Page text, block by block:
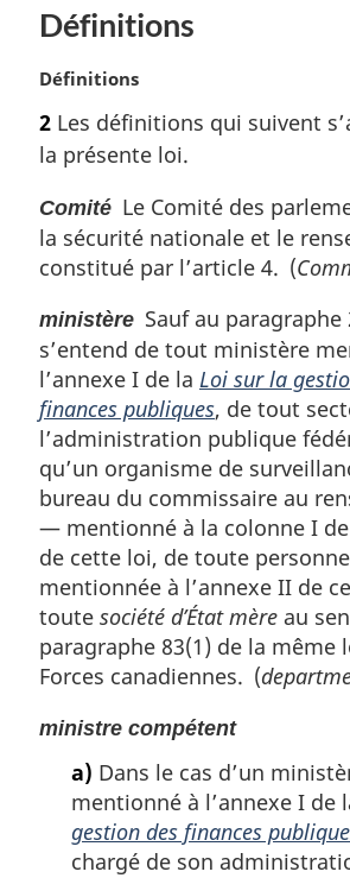
r
i
a
:
Définitions
N
t
e
a
r
g
n
a
l
e
:
Définitions
2 Les définitions qui suivent
la présente loi.
Comité Le Comité des
la sécurité nationale et le
constitué par l’article 4. (
ministère Sauf au paragraphe
s’entend de tout ministère
l’annexe I de la Loi sur la
finances publiques, de tout
l’administration publique
qu’un organisme de
bureau du commissaire au
— mentionné à la colonne I de
de cette loi, de toute
mentionnée à l’annexe II de
toute société d’État mère au
paragraphe 83(1) de la même
Forces canadiennes. (
ministre compétent
a) Dans le cas d’un
mentionné à l’annexe I de
gestion des finances
chargé de son